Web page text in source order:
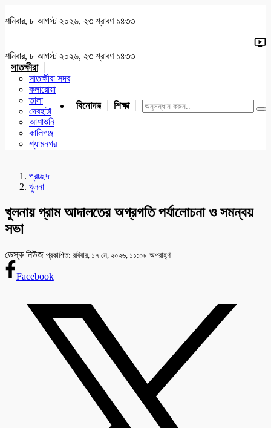
শনিবার, ৮ আগস্ট ২০২৬, ২৩ শ্রাবণ ১৪৩৩
শনিবার, ৮ আগস্ট ২০২৬, ২৩ শ্রাবণ ১৪৩৩
সাতক্ষীরা
সাতক্ষীরা সদর
কলারোয়া
তালা
দেবহাটা
আশাশুনি
কালিগঞ্জ
শ্যামনগর
বিনোদন শিক্ষা খেলাধুলা জাতীয় যশোর
প্রচ্ছদ
খুলনা
খুলনায় গ্রাম আদালতের অগ্রগতি পর্যালোচনা ও সমন্বয়
সভা
ডেস্ক নিউজ প্রকাশিত: রবিবার, ১৭ মে, ২০২৬, ১১:০৮ অপরাহ্ণ
Facebook